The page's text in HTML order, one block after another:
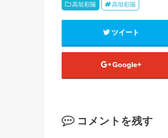
高垣彩陽 高垣彩陽
ツイート
Google+
コメントを残す